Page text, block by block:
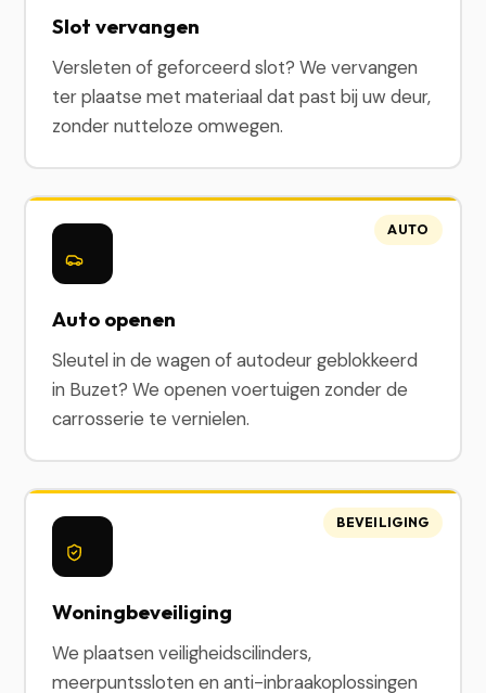
Slot vervangen
Versleten of geforceerd slot? We vervangen
ter plaatse met materiaal dat past bij uw deur,
zonder nutteloze omwegen.
Auto openen
Sleutel in de wagen of autodeur geblokkeerd
in Buzet? We openen voertuigen zonder de
carrosserie te vernielen.
AUTO
Woningbeveiliging
We plaatsen veiligheidscilinders,
meerpuntssloten en anti-inbraakoplossingen
BEVEILIGING